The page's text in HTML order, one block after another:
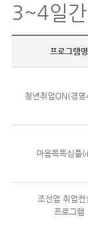
3~4일
프로그램명
청년취업ON(경영
마음똑똑심플(
조선업 취업컨
프로그램